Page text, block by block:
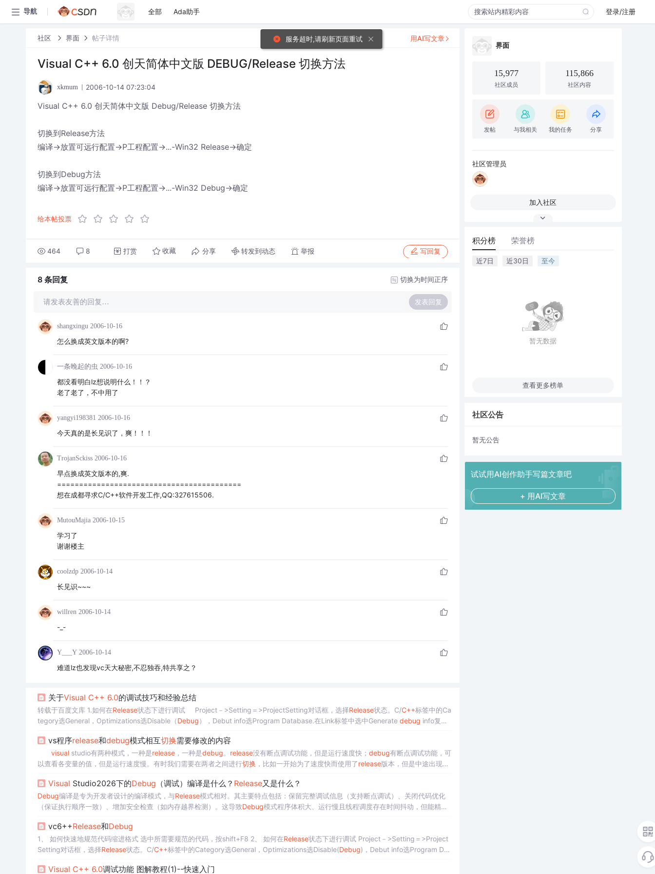
导航 全部 Ada助手 登录/注册
社区 界面 帖子详情
Visual C++ 6.0 创天简体中文版 DEBUG/Release 切换方法
xkmum 2006-10-14 07:23:04
Visual C++ 6.0 创天简体中文版 Debug/Release 切换方法
切换到Release方法
编译->放置可远行配置->P工程配置->...-Win32 Release->确定
切换到Debug方法
编译->放置可远行配置->P工程配置->...-Win32 Debug->确定
给本帖投票
464 8 打赏 收藏 分享 转发到动态 举报 写回复
用AI写文章
8 条回复 切换为时间正序
请发表友善的回复… 发表回复
shangxingu 2006-10-16
怎么换成英文版本的啊?
一条晚起的虫 2006-10-16
都没看明白lz想说明什么！！？
老了老了，不中用了
yangyi198381 2006-10-16
今天真的是长见识了，爽！！！
TrojanSckiss 2006-10-16
早点换成英文版本的,爽.
==========================================
想在成都寻求C/C++软件开发工作,QQ:327615506.
MutouMajia 2006-10-15
学习了
谢谢楼主
coolzdp 2006-10-14
长见识~~~
willren 2006-10-14
-_-
Y___Y 2006-10-14
难道lz也发现vc天大秘密,不忍独吞,特共享之？
关于Visual C++ 6.0的调试技巧和经验总结
转载于百度文库 1.如何在Release状态下进行调试 Project－>Setting＝>ProjectSetting对话框，选择Release状态。C/C++标签中的Ca
tegory选General，Optimizations选Disable（Debug），Debut info选Program Database.在Link标签中选中Generate debug info复选
vs程序release和debug模式相互切换需要修改的内容
visualstudio有两种模式，一种是release，一种是debug。 release没有断点调试功能，但是运行速度快； debug有断点调试功能，可
以查看各变量的值，但是运行速度慢。有时我们需要在两者之间进行切换 ，比如一开始为了速度快而使用了release版本，但是中途出现bu
顶部菜单栏，选择项目->属性，打开属性页，将配置改为de
Visual Studio2026下的Debug （调试）编译是什么？ Release又是什么？
Debug编译是专为开发者设计的编译模式，与Release模式相对。其主要特点包括：保留完整调试信息（支持断点调试）、关闭代码优化
（保证执行顺序一致）、增加安全检查（如内存越界检测）。这导致Debug模式程序体积大、运行慢且线程调度存在时间抖动，但能精准
线程执行时序不稳定，Release模式则能获得更稳定的执行结果。开发者应注意
vc6++Release和Debug
1、 如何快速地规范代码缩进格式 选中所需要规范的代码，按shift+F8 2、 如何在Release状态下进行调试 Project－>Setting＝>Project
Setting对话框，选择Release状态。C/C++标签中的Category选General，Optimizations选Disable(Debug)，Debut info选Program Dat
Visual C++ 6.0调试功能 图解教程(1)--快速入门
界面
15,977
社区成员
115,866
社区内容
发帖 与我相关 我的任务 分享
社区管理员
加入社区
积分榜 荣誉榜
近7日 近30日 至今
暂无数据
查看更多榜单
社区公告
暂无公告
试试用AI创作助手写篇文章吧
+ 用AI写文章
服务超时,请刷新页面重试